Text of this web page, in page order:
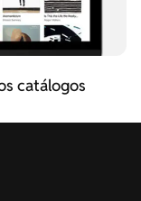
catálogos